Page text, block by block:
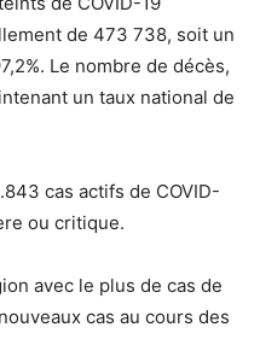
de 473 738, soit un
Le nombre de décès,
un taux national de
cas actifs de COVID-
ou critique.
avec le plus de cas de
cas au cours des